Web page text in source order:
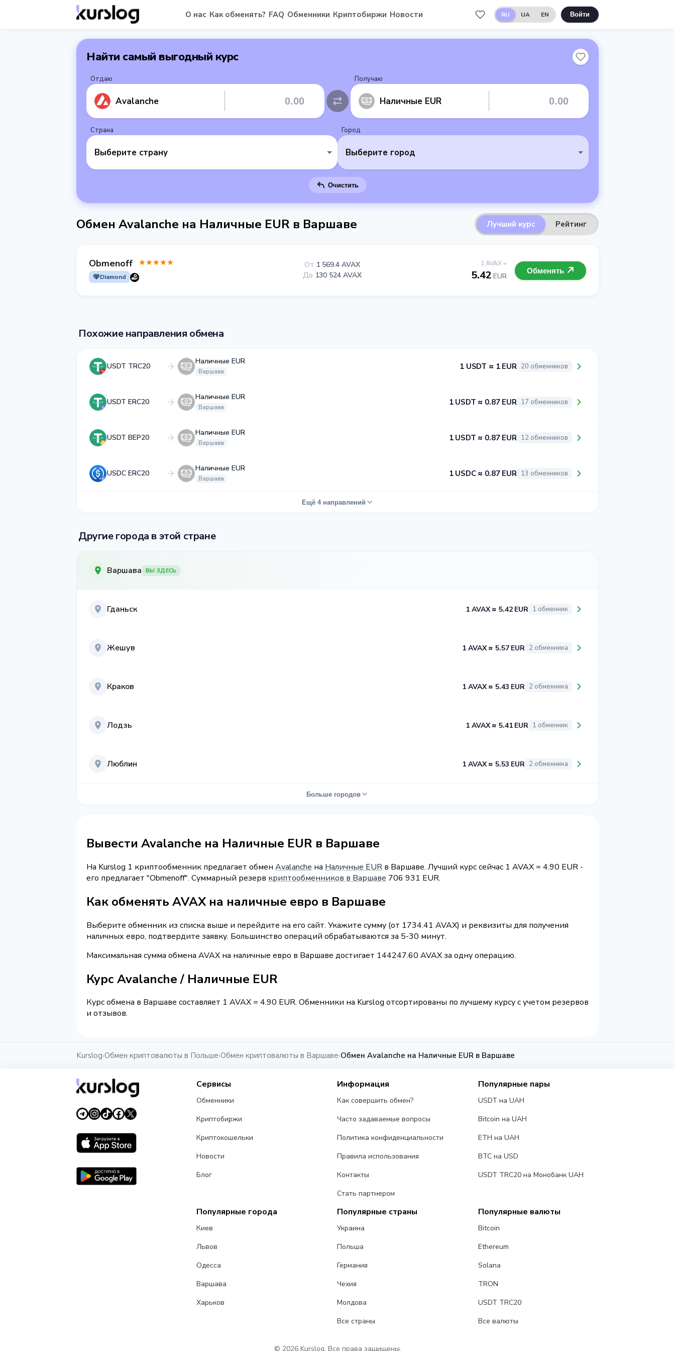
О нас Как обменять? FAQ Обменники Криптобиржи Новости RU UA EN Войти
Найти самый выгодный курс
Отдаю
Avalanche
Получаю
Наличные EUR
Страна
Выберите страну
Город
Выберите город
Очистить
Обмен Avalanche на Наличные EUR в Варшаве Лучший курс Рейтинг
Obmenoff
Diamond
1 AVAX =
5.42 EUR
От 1 569.4 AVAX
До 130 524 AVAX Обменять
Похожие направления обмена
USDT TRC20
Наличные EUR
Варшава
1 USDT ≈ 1 EUR 20 обменников
USDT ERC20
Наличные EUR
Варшава
1 USDT ≈ 0.87 EUR 17 обменников
USDT BEP20
Наличные EUR
Варшава
1 USDT ≈ 0.87 EUR 12 обменников
USDC ERC20
Наличные EUR
Варшава
1 USDC ≈ 0.87 EUR 13 обменников
Ещё 4 направлений
Другие города в этой стране
Варшава ВЫ ЗДЕСЬ
Гданьск 1 AVAX ≈ 5.42 EUR 1 обменник
Жешув 1 AVAX ≈ 5.57 EUR 2 обменника
Краков 1 AVAX ≈ 5.43 EUR 2 обменника
Лодзь 1 AVAX ≈ 5.41 EUR 1 обменник
Люблин 1 AVAX ≈ 5.53 EUR 2 обменника
Больше городов
Вывести Avalanche на Наличные EUR в Варшаве
На Kurslog 1 криптообменник предлагает обмен Avalanche на Наличные EUR в Варшаве. Лучший курс сейчас 1 AVAX = 4.90 EUR -
его предлагает "Obmenoff". Суммарный резерв криптообменников в Варшаве 706 931 EUR.
Как обменять AVAX на наличные евро в Варшаве
Выберите обменник из списка выше и перейдите на его сайт. Укажите сумму (от 1734.41 AVAX) и реквизиты для получения
наличных евро, подтвердите заявку. Большинство операций обрабатываются за 5-30 минут.
Максимальная сумма обмена AVAX на наличные евро в Варшаве достигает 144247.60 AVAX за одну операцию.
Курс Avalanche / Наличные EUR
Курс обмена в Варшаве составляет 1 AVAX = 4.90 EUR. Обменники на Kurslog отсортированы по лучшему курсу с учетом резервов
и отзывов.
Kurslog›Обмен криптовалюты в Польше›Обмен криптовалюты в Варшаве›Обмен Avalanche на Наличные EUR в Варшаве
Сервисы
Обменники
Криптобиржи
Криптокошельки
Новости
Блог
Информация
Как совершить обмен?
Часто задаваемые вопросы
Политика конфиденциальности
Правила использования
Контакты
Стать партнером
Популярные пары
USDT на UAH
Bitcoin на UAH
ETH на UAH
BTC на USD
USDT TRC20 на Монобанк UAH
Популярные города
Киев
Львов
Одесса
Варшава
Харьков
Популярные страны
Украина
Польша
Германия
Чехия
Молдова
Все страны
Популярные валюты
Bitcoin
Ethereum
Solana
TRON
USDT TRC20
Все валюты
© 2026 Kurslog. Все права защищены.